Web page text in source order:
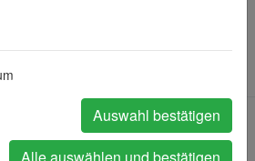
Auswahl bestätigen